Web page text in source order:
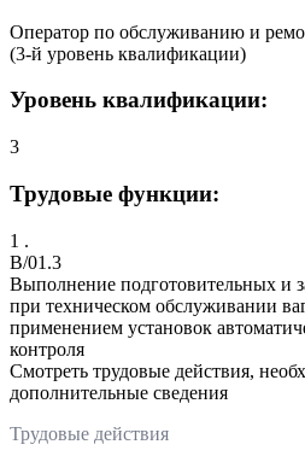
Оператор по обслуживанию и
(3-й уровень квалификации)
Уровень квалификации:
3
Трудовые функции:
1 .
B/01.3
Выполнение подготовительных и
при техническом обслуживании
применением установок
контроля
Смотреть трудовые действия,
дополнительные сведения
Трудовые действия